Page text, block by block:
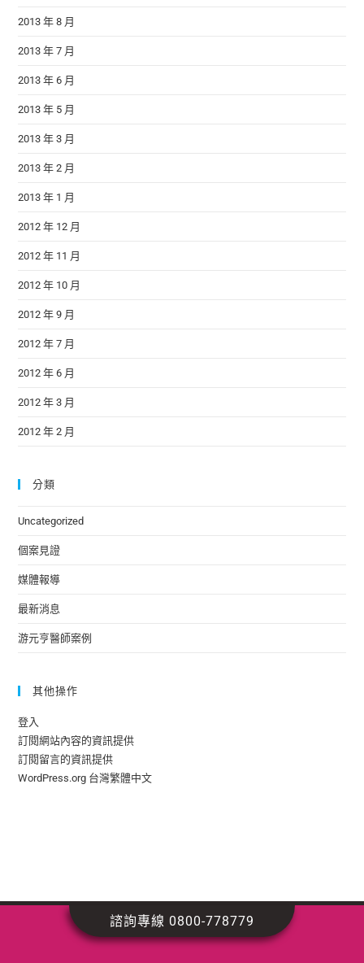
2013 年 8 月
2013 年 7 月
2013 年 6 月
2013 年 5 月
2013 年 3 月
2013 年 2 月
2013 年 1 月
2012 年 12 月
2012 年 11 月
2012 年 10 月
2012 年 9 月
2012 年 7 月
2012 年 6 月
2012 年 3 月
2012 年 2 月
分類
Uncategorized
個案見證
媒體報導
最新消息
游元亨醫師案例
其他操作
登入
訂閱網站內容的資訊提供
訂閱留言的資訊提供
WordPress.org 台灣繁體中文
諮詢專線 0800-778779